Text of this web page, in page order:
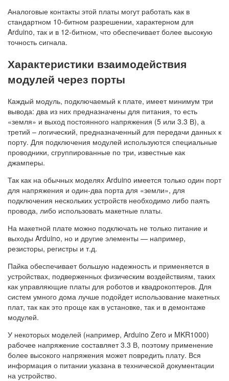
Аналоговые контакты этой платы могут работать как в
стандартном 10-битном разрешении, характерном для
Arduino, так и в 12-битном, что обеспечивает более высокую
точность сигнала.
Характеристики взаимодействия
модулей через порты
Каждый модуль, подключаемый к плате, имеет минимум три
вывода: два из них предназначены для питания, то есть
«земля» и выход постоянного напряжения (5 или 3.3 В), а
третий – логический, предназначенный для передачи данных к
порту. Для подключения модулей используются специальные
проводники, сгруппированные по три, известные как
джамперы.
Так как на обычных моделях Arduino имеется только один порт
для напряжения и один-два порта для «земли», для
подключения нескольких устройств необходимо либо паять
провода, либо использовать макетные платы.
На макетной плате можно подключать не только питание и
выходы Arduino, но и другие элементы — например,
резисторы, регистры и т.д.
Пайка обеспечивает большую надежность и применяется в
устройствах, подверженных физическим воздействиям, таких
как управляющие платы для роботов и квадрокоптеров. Для
систем умного дома лучше подойдет использование макетных
плат, так как это проще как в установке, так и в демонтаже
модулей.
У некоторых моделей (например, Arduino Zero и MKR1000)
рабочее напряжение составляет 3.3 В, поэтому применение
более высокого напряжения может повредить плату. Вся
информация о питании указана в технической документации
на устройство.